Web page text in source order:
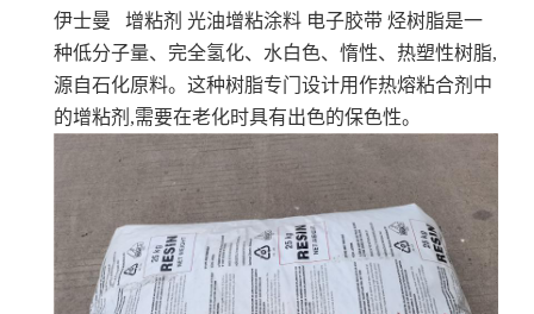
伊士曼 增粘剂 光油增粘涂料 电子胶带 烃树脂是一
种低分子量、完全氢化、水白色、惰性、热塑性树脂,
源自石化原料。这种树脂专门设计用作热熔粘合剂中
的增粘剂,需要在老化时具有出色的保色性。